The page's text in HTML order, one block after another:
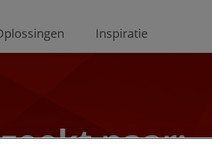
Inspiratie
naar: